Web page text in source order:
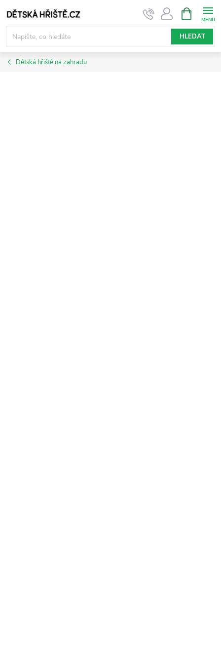
na
obsah
HLEDAT
NÁKUPNÍ
KOŠÍK
Dětská hřiště na zahradu